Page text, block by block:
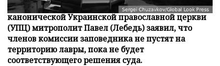
Наместник Киево-Печерской лавры
канонической Украинской православной церкви
(УПЦ) митрополит Павел (Лебедь) заявил, что
членов комиссии заповедника не пустят на
территорию лавры, пока не будет
соответствующего решения суда.